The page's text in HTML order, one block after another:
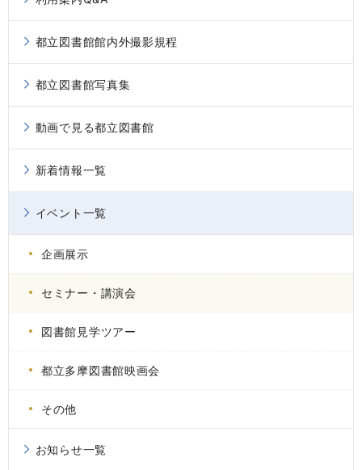
都立図書館館内外撮影規程
都立図書館写真集
動画で見る都立図書館
新着情報一覧
イベント一覧
企画展示
セミナー・講演会
図書館見学ツアー
都立多摩図書館映画会
その他
お知らせ一覧